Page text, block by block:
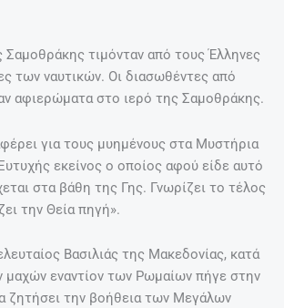
Σαμοθράκης τιμόνταν από τους Έλληνες
των ναυτικών. Οι διασωθέντες από
αφιερώματα στο ιερό της Σαμοθράκης.
για τους μυημένους στα Μυστήρια
εκείνος ο οποίος αφού είδε αυτό
στα βάθη της Γης. Γνωρίζει το τέλος
την Θεία πηγή».
Βασιλιάς της Μακεδονίας, κατά
μαχών εναντίον των Ρωμαίων πήγε στην
ζητήσει την βοήθεια των Μεγάλων